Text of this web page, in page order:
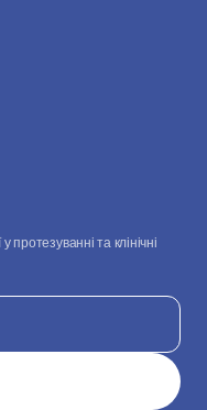
протезуванні та клінічні